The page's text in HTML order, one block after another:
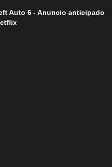
Auto 6 - Anuncio anticipado